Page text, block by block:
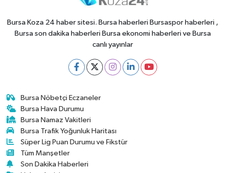
Bursa Koza 24 haber sitesi. Bursa haberleri Bursaspor haberleri ,
Bursa son dakika haberleri Bursa ekonomi haberleri ve Bursa
canlı yayınlar
Bursa Nöbetçi Eczaneler
Bursa Hava Durumu
Bursa Namaz Vakitleri
Bursa Trafik Yoğunluk Haritası
Süper Lig Puan Durumu ve Fikstür
Tüm Manşetler
Son Dakika Haberleri